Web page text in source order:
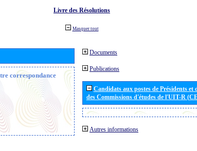
Livre des Résolutions
Masquer tout
correspondance
Documents
Publications
Candidats aux postes de Présidents et
des Commissions d'études de l'UIT-R
Autres informations